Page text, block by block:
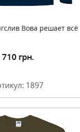
Вова решает всё
710 грн.
1897
Подробнее